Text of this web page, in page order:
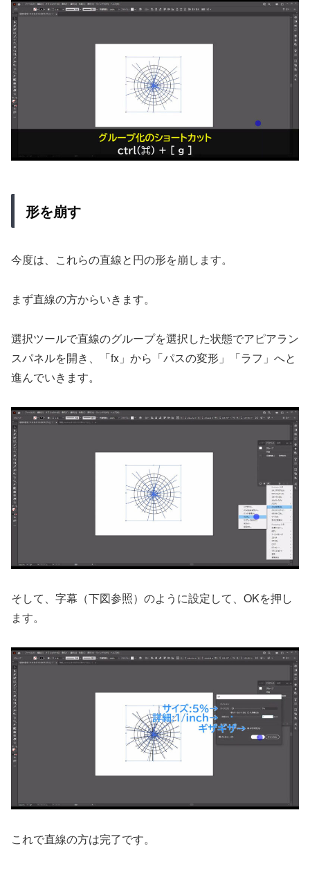
形を崩す
今度は、これらの直線と円の形を崩します。
まず直線の方からいきます。
選択ツールで直線のグループを選択した状態でアピアラン
スパネルを開き、「fx」から「パスの変形」「ラフ」へと
進んでいきます。
そして、字幕（下図参照）のように設定して、OKを押し
ます。
これで直線の方は完了です。